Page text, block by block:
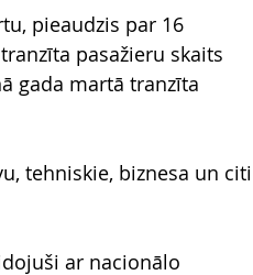
pieaudzis par 16
pasažieru skaits
gada martā tranzīta
tehniskie, biznesa un citi
ar nacionālo